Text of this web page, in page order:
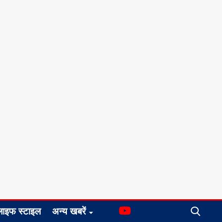
स्टाइल अन्य खबरें